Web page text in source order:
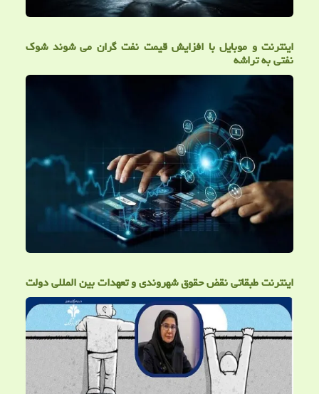
اینترنت و موبایل با افزایش قیمت نفت گران می شوند شوک
نفتی به تراشه
اینترنت طبقاتی نقض حقوق شهروندی و تعهدات بین المللی دولت